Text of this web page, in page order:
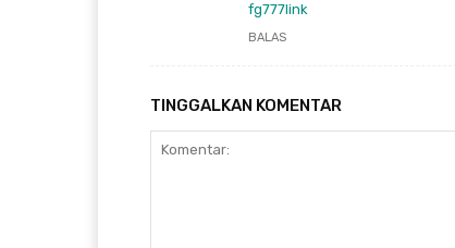
fg777link
BALAS
TINGGALKAN KOMENTAR